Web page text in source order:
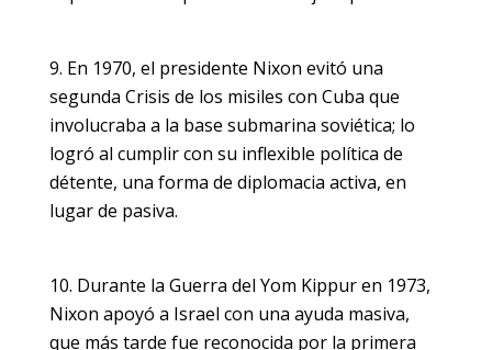
En 1970, el presidente Nixon evitó una
segunda Crisis de los misiles con Cuba que
involucraba a la base submarina soviética; lo
logró al cumplir con su inflexible política de
détente, una forma de diplomacia activa, en
lugar de pasiva.
Durante la Guerra del Yom Kippur en 1973,
Nixon apoyó a Israel con una ayuda masiva,
que más tarde fue reconocida por la primera